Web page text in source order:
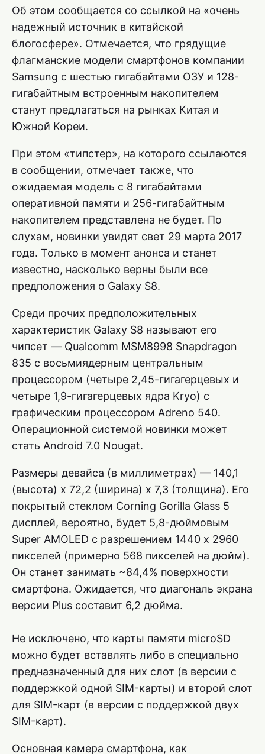
Об этом сообщается со ссылкой на «очень
надежный источник в китайской
блогосфере». Отмечается, что грядущие
флагманские модели смартфонов компании
Samsung с шестью гигабайтами ОЗУ и 128-
гигабайтным встроенным накопителем
станут предлагаться на рынках Китая и
Южной Кореи.
При этом «типстер», на которого ссылаются
в сообщении, отмечает также, что
ожидаемая модель с 8 гигабайтами
оперативной памяти и 256-гигабайтным
накопителем представлена не будет. По
слухам, новинки увидят свет 29 марта 2017
года. Только в момент анонса и станет
известно, насколько верны были все
предположения о Galaxy S8.
Среди прочих предположительных
характеристик Galaxy S8 называют его
чипсет — Qualcomm MSM8998 Snapdragon
835 с восьмиядерным центральным
процессором (четыре 2,45-гигагерцевых и
четыре 1,9-гигагерцевых ядра Kryo) с
графическим процессором Adreno 540.
Операционной системой новинки может
стать Android 7.0 Nougat.
Размеры девайса (в миллиметрах) — 140,1
(высота) x 72,2 (ширина) x 7,3 (толщина). Его
покрытый стеклом Corning Gorilla Glass 5
дисплей, вероятно, будет 5,8-дюймовым
Super AMOLED с разрешением 1440 x 2960
пикселей (примерно 568 пикселей на дюйм).
Он станет занимать ~84,4% поверхности
смартфона. Ожидается, что диагональ экрана
версии Plus составит 6,2 дюйма.
Не исключено, что карты памяти microSD
можно будет вставлять либо в специально
предназначенный для них слот (в версии с
поддержкой одной SIM-карты) и второй слот
для SIM-карт (в версии с поддержкой двух
SIM-карт).
Основная камера смартфона, как